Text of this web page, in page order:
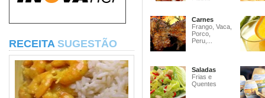
RECEITA SUGESTÃO
Carnes
Frango, Vaca,
Porco,
Peru,...
Saladas
Frias e
Quentes